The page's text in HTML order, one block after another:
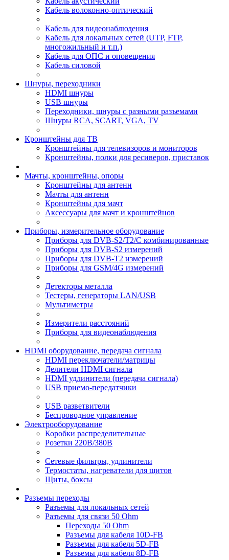
Кабель волоконно-оптический
Кабель для видеонаблюдения
Кабель для локальных сетей (UTP, FTP,
многожильный и т.п.)
Кабель для ОПС и оповещения
Кабель силовой
Шнуры, переходники
HDMI шнуры
USB шнуры
Переходники, шнуры с разными разъемами
Шнуры RCA, SCART, VGA, TV
Кронштейны для ТВ
Кронштейны для телевизоров и мониторов
Кронштейны, полки для ресиверов, приставок
Мачты, кронштейны, опоры
Кронштейны для антенн
Мачты для антенн
Кронштейны для мачт
Аксессуары для мачт и кронштейнов
Приборы, измерительное оборудование
Приборы для DVB-S2/T2/C комбинированные
Приборы для DVB-S2 измерений
Приборы для DVB-T2 измерений
Приборы для GSM/4G измерений
Детекторы металла
Тестеры, генераторы LAN/USB
Мультиметры
Измерители расстояний
Приборы для видеонаблюдения
HDMI оборудование, передача сигнала
HDMI переключатели/матрицы
Делители HDMI сигнала
HDMI удлинители (передача сигнала)
USB приемо-передатчики
USB разветвители
Беспроводное управление
Электрооборудование
Коробки распределительные
Розетки 220В/380В
Сетевые фильтры, удлинители
Термостаты, нагреватели для щитов
Щиты, боксы
Разъемы переходы
Разъемы для локальных сетей
Разъемы для связи 50 Ohm
Переходы 50 Ohm
Разъемы для кабеля 10D-FB
Разъемы для кабеля 5D-FB
Разъемы для кабеля 8D-FB